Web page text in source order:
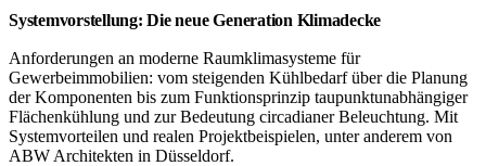
Systemvorstellung: Die neue Generation Klimadecke
Anforderungen an moderne Raumklimasysteme für
Gewerbeimmobilien: vom steigenden Kühlbedarf über die Planung
der Komponenten bis zum Funktionsprinzip taupunktunabhängiger
Flächenkühlung und zur Bedeutung circadianer Beleuchtung. Mit
Systemvorteilen und realen Projektbeispielen, unter anderem von
ABW Architekten in Düsseldorf.